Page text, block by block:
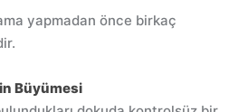
yapmadan önce birkaç
Büyümesi